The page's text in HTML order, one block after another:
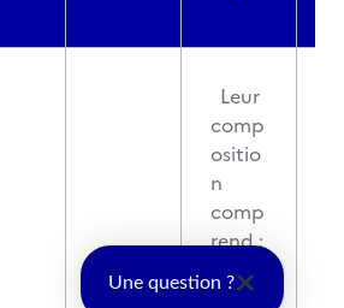
Leur
comp
ositio
n
comp
rend :
- une
moiti
Une question ?